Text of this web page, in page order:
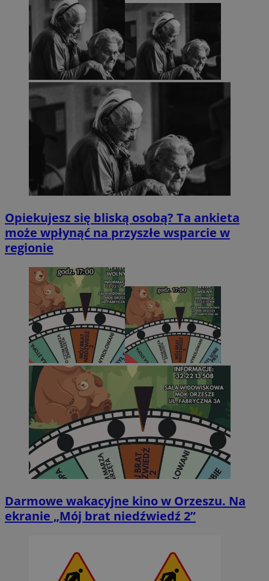
Opiekujesz się bliską osobą? Ta ankieta
może wpłynąć na przyszłe wsparcie w
regionie
Darmowe wakacyjne kino w Orzeszu. Na
ekranie „Mój brat niedźwiedź 2”